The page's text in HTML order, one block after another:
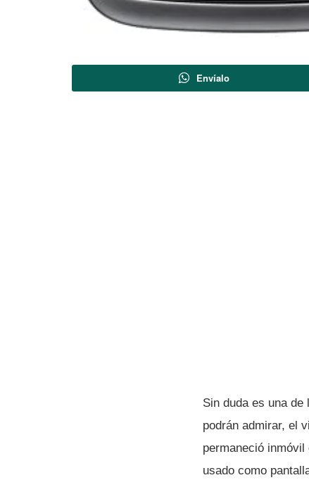
Envíalo
Sin duda es una
podrán admirar, el
permaneció
usado como